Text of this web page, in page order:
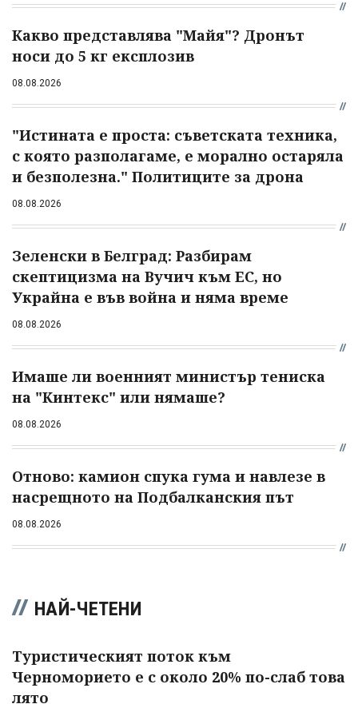
Какво представлява "Майя"? Дронът
носи до 5 кг експлозив
08.08.2026
"Истината е проста: съветската техника,
с която разполагаме, е морално остаряла
и безполезна." Политиците за дрона
08.08.2026
Зеленски в Белград: Разбирам
скептицизма на Вучич към ЕС, но
Украйна е във война и няма време
08.08.2026
Имаше ли военният министър тениска
на "Кинтекс" или нямаше?
08.08.2026
Отново: камион спука гума и навлезе в
насрещното на Подбалканския път
08.08.2026
НАЙ-ЧЕТЕНИ
Туристическият поток към
Черноморието е с около 20% по-слаб това
лято